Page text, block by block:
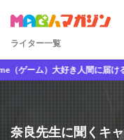
ライター一覧
人間に届けるWEBマガジン
奈良先生に聞くキ